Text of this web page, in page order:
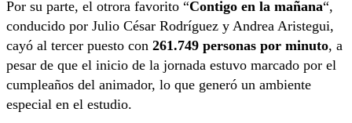
Por su parte, el otrora favorito “Contigo en la mañana“,
conducido por Julio César Rodríguez y Andrea Aristegui,
cayó al tercer puesto con 261.749 personas por minuto, a
pesar de que el inicio de la jornada estuvo marcado por el
cumpleaños del animador, lo que generó un ambiente
especial en el estudio.